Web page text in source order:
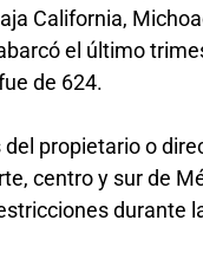
California,
el último
de 624.
propietario o
centro y sur de
durante